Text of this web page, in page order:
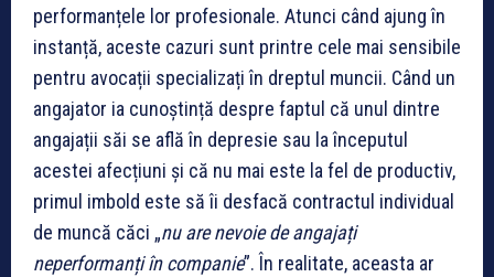
performanțele lor profesionale. Atunci când ajung în
instanță, aceste cazuri sunt printre cele mai sensibile
pentru avocații specializați în dreptul muncii. Când un
angajator ia cunoștință despre faptul că unul dintre
angajații săi se află în depresie sau la începutul
acestei afecțiuni și că nu mai este la fel de productiv,
primul imbold este să îi desfacă contractul individual
de muncă căci „nu are nevoie de angajați
neperformanți în companie”. În realitate, aceasta ar